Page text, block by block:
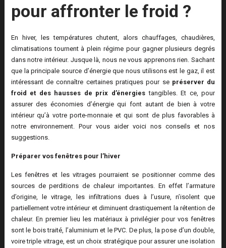
pour affronter le froid ?
En hiver, les températures chutent, alors chauffages, chaudières,
climatisations tournent à plein régime pour gagner plusieurs degrés
dans notre intérieur. Jusque là, nous ne vous apprenons rien. Sachant
que la principale source d’énergie que nous utilisons est le gaz, il est
intéressant de connaître certaines pratiques pour se préserver du
froid et des hausses de prix d’énergies tangibles. Et ce, pour
assurer des économies d’énergie qui font autant de bien à votre
intérieur qu’à votre porte-monnaie et qui sont de plus favorables à
notre environnement. Pour vous aider voici nos conseils et nos
suggestions.
Préparer vos fenêtres pour l’hiver
Les fenêtres et les vitrages pourraient se positionner comme des
sources de perditions de chaleur importantes. En effet l’armature
d’origine, le vitrage, les infiltrations dues à l’usure, n’isolent que
partiellement votre intérieur et diminuent drastiquement la rétention de
chaleur. En premier lieu les matériaux à privilégier pour vos fenêtres
sont le bois traité, l’aluminium et le PVC. De plus, la pose d’un double,
voire triple vitrage, est un choix stratégique pour assurer une isolation